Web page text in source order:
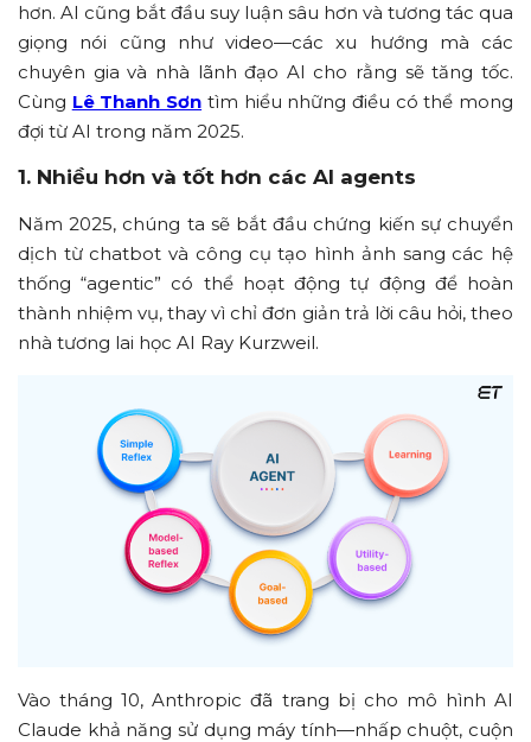
hơn. AI cũng bắt đầu suy luận sâu hơn và tương tác qua
giọng nói cũng như video—các xu hướng mà các
chuyên gia và nhà lãnh đạo AI cho rằng sẽ tăng tốc.
Cùng Lê Thanh Sơn tìm hiểu những điều có thể mong
đợi từ AI trong năm 2025.
1. Nhiều hơn và tốt hơn các AI agents
Năm 2025, chúng ta sẽ bắt đầu chứng kiến sự chuyển
dịch từ chatbot và công cụ tạo hình ảnh sang các hệ
thống “agentic” có thể hoạt động tự động để hoàn
thành nhiệm vụ, thay vì chỉ đơn giản trả lời câu hỏi, theo
nhà tương lai học AI Ray Kurzweil.
Vào tháng 10, Anthropic đã trang bị cho mô hình AI
Claude khả năng sử dụng máy tính—nhấp chuột, cuộn